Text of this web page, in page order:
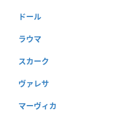
ドール
ラウマ
スカーク
ヴァレサ
マーヴィカ